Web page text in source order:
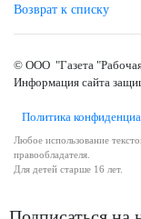
Возврат к списку
© ООО "Газета
Информация сайта
Политика
Любое использование
правообладателя.
Для детей старше 16 лет.